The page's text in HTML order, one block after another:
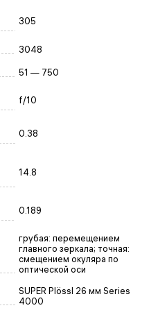
305
3048
51 — 750
f/10
0.38
14.8
0.189
грубая: перемещением
главного зеркала; точная:
смещением окуляра по
оптической оси
SUPER Plössl 26 мм Series
4000